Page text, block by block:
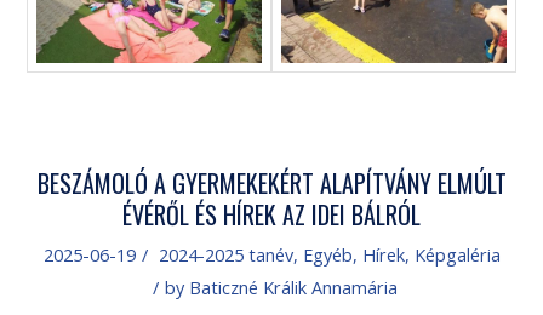
BESZÁMOLÓ A GYERMEKEKÉRT ALAPÍTVÁNY ELMÚLT
ÉVÉRŐL ÉS HÍREK AZ IDEI BÁLRÓL
2025-06-19 / 2024-2025 tanév, Egyéb, Hírek, Képgaléria
/ by Baticzné Králik Annamária